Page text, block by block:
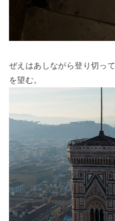
ぜえはあしながら登り切っ
を望む。